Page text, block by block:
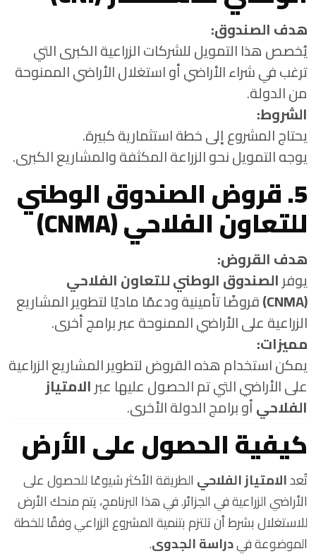
هدف الصندوق:
يُخصص هذا التمويل للشركات الزراعية الكبرى التي
ترغب في شراء الأراضي أو استغلال الأراضي الممنوحة
من الدولة.
الشروط:
يحتاج المشروع إلى خطة استثمارية كبيرة.
يوجه التمويل نحو الزراعة المكثفة والمشاريع الكبرى.
5. قروض الصندوق الوطني
للتعاون الفلاحي (CNMA)
هدف القروض:
يوفرالصندوق الوطني للتعاون الفلاحي
(CNMA)
قروضًا تأمينية ودعمًا ماديًا لتطوير المشاريع
الزراعية على الأراضي الممنوحة عبر برامج أخرى.
مميزات:
يمكن استخدام هذه القروض لتطوير المشاريع الزراعية
على الأراضي التي تم الحصول عليها عبرالامتياز
الفلاحيأو برامج الدولة الأخرى.
كيفية الحصول على الأرض
تُعدالامتياز الفلاحي الطريقة الأكثر شيوعًا للحصول على
الأراضي الزراعية في الجزائر. في هذا البرنامج، يتم منحك الأرض
للاستغلال بشرط أن تلتزم بتنمية المشروع الزراعي وفقًا للخطة
الموضوعة فيدراسة الجدوى.